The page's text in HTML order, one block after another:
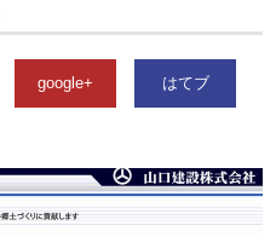
google+ はてブ